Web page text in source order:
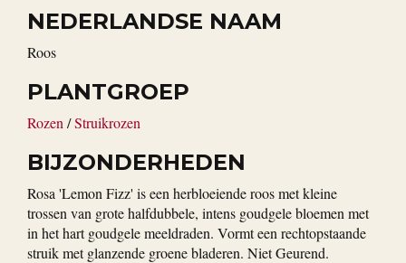
NEDERLANDSE NAAM
roos
PLANTGROEP
Rozen /Struikrozen
BIJZONDERHEDEN
Rosa 'Lemon Fizz' is een herbloeiende roos met kleine
trossen van grote halfdubbele, intens goudgele bloemen met
in het hart goudgele meeldraden. Vormt een rechtopstaande
struik met glanzende groene bladeren. Niet Geurend.